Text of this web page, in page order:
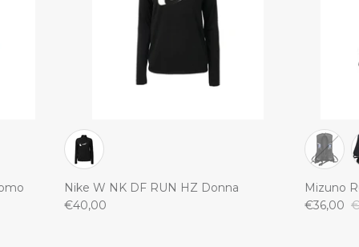
Nike W NK DF RUN HZ Donna
€40,00
Mizuno
€36,00